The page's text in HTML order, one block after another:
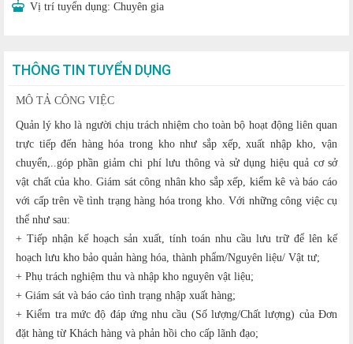
Vị trí tuyển dụng: Chuyên gia
THÔNG TIN TUYỂN DỤNG
MÔ TẢ CÔNG VIỆC
Quản lý kho là người chịu trách nhiệm cho toàn bộ hoạt động liên quan
trực tiếp đến hàng hóa trong kho như sắp xếp, xuất nhập kho, vận
chuyển,..góp phần giảm chi phí lưu thông và sử dụng hiệu quả cơ sở
vật chất của kho. Giám sát công nhân kho sắp xếp, kiểm kê và báo cáo
với cấp trên về tình trạng hàng hóa trong kho. Với những công việc cụ
thể như sau:
+ Tiếp nhận kế hoạch sản xuất, tính toán nhu cầu lưu trữ để lên kế
hoạch lưu kho bảo quản hàng hóa, thành phẩm/Nguyên liệu/ Vật tư;
+ Phụ trách nghiệm thu và nhập kho nguyên vật liệu;
+ Giám sát và báo cáo tình trạng nhập xuất hàng;
+ Kiểm tra mức độ đáp ứng nhu cầu (Số lượng/Chất lượng) của Đơn
đặt hàng từ Khách hàng và phản hồi cho cấp lãnh đạo;